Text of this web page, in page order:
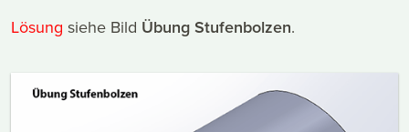
Lösung siehe Bild Übung Stufenbolzen.